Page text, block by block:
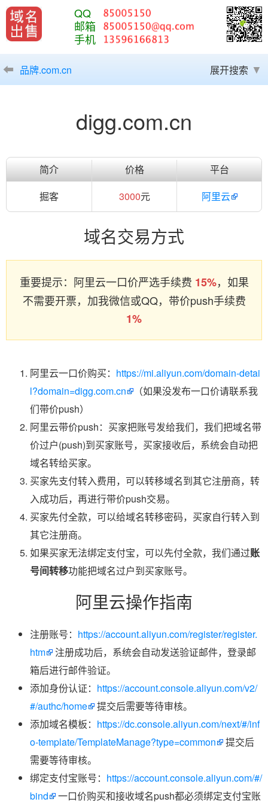
QQ
邮箱
手机
品牌.com.cn 展开搜索
digg.com.cn
简介 价格
平台
掘客
3000元 阿里云
域名交易方式
重要提示：阿里云一口价严选手续费 15%，如果
不需要开票，加我微信或QQ，带价push手续费
1%
阿里云一口价购买： https://mi.aliyun.com/domain-detai
l?domain=digg.com.cn
（如果没发布一口价请联系我
们带价push）
阿里云带价push：买家把账号发给我们，我们把域名带
价过户(push)到买家账号，买家接收后，系统会自动把
域名转给买家。
买家先支付转入费用，可以转移域名到其它注册商，转
入成功后，再进行带价push交易。
买家先付全款，可以给域名转移密码，买家自行转入到
其它注册商。
如果买家无法绑定支付宝，可以先付全款，我们通过账
号间转移功能把域名过户到买家账号。
阿里云操作指南
注册账号： https://account.aliyun.com/register/register.
htm
注册成功后，系统会自动发送验证邮件，登录邮
箱后进行邮件验证。
添加身份认证： https://account.console.aliyun.com/v2/
#/authc/home
提交后需要等待审核。
添加域名模板： https://dc.console.aliyun.com/next/#/inf
o-template/TemplateManage?type=common
提交后
需要等待审核。
绑定支付宝账号： https://account.console.aliyun.com/#/
bind
一口价购买和接收域名push都必须绑定支付宝账